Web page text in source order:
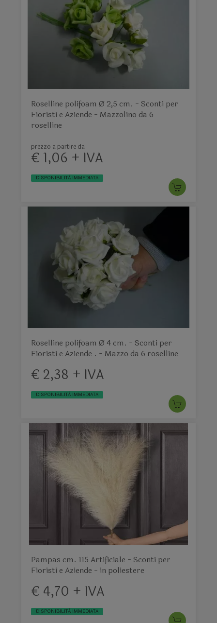
Roselline polifoam Ø 2,5 cm. - Sconti per
Fioristi e Aziende - Mazzolino da 6
roselline
prezzo a partire da
€ 1,06 + IVA
DISPONIBILITÀ IMMEDIATA
Roselline polifoam Ø 4 cm. - Sconti per
Fioristi e Aziende . - Mazzo da 6 roselline
€ 2,38 + IVA
DISPONIBILITÀ IMMEDIATA
Pampas cm. 115 Artificiale - Sconti per
Fioristi e Aziende - in poliestere
€ 4,70 + IVA
DISPONIBILITÀ IMMEDIATA